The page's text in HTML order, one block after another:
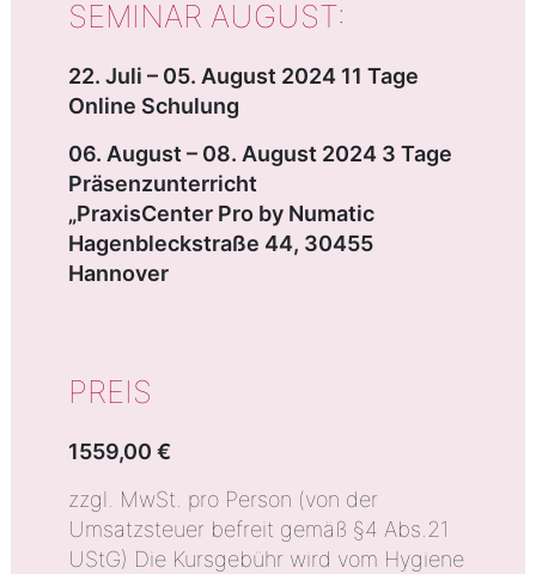
SEMINAR AUGUST:
22. Juli – 05. August 2024 11 Tage
Online Schulung
06. August – 08. August 2024 3 Tage
Präsenzunterricht
„PraxisCenter Pro by Numatic
Hagenbleckstraße 44, 30455
Hannover
PREIS
1559,00 €
zzgl. MwSt. pro Person (von der
Umsatzsteuer befreit gemäß §4 Abs.21
UStG) Die Kursgebühr wird vom Hygiene